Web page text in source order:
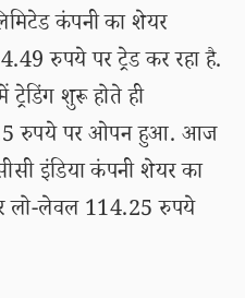
कंपनी का शेयर
रुपये पर ट्रेड कर रहा है.
शुरू होते ही
रुपये पर ओपन हुआ. आज
इंडिया कंपनी शेयर का
लो-लेवल 114.25 रुपये